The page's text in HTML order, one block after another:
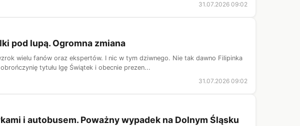
31.07.2026 09:02
pod lupą. Ogromna zmiana
wielu fanów oraz ekspertów. I nic w tym dziwnego. Nie tak dawno Filipinka
tytułu Igę Świątek i obecnie prezen...
31.07.2026 09:02
i autobusem. Poważny wypadek na Dolnym Śląsku